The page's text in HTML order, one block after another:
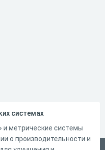
системах
и метрические системы
о производительности и